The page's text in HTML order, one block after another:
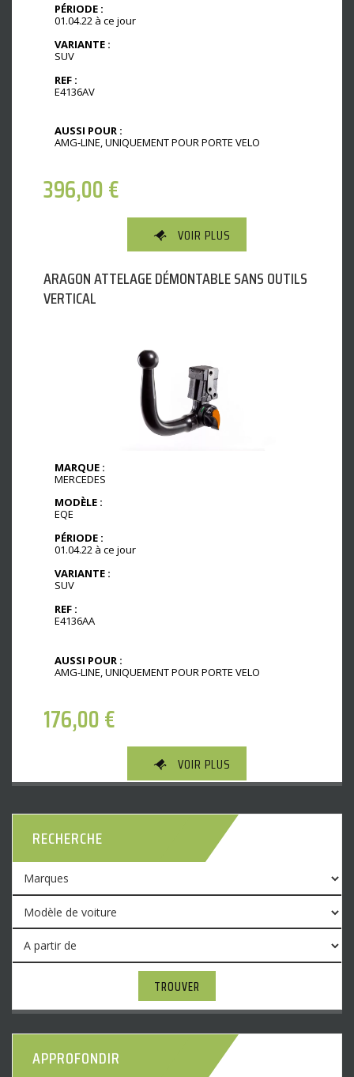
PÉRIODE :
01.04.22 à ce jour
VARIANTE :
SUV
REF :
E4136AV
AUSSI POUR :
AMG-LINE, UNIQUEMENT POUR PORTE VELO
396,00€
VOIR PLUS
ARAGON ATTELAGE DÉMONTABLE SANS OUTILS
VERTICAL
MARQUE :
MERCEDES
MODÈLE :
EQE
PÉRIODE :
01.04.22 à ce jour
VARIANTE :
SUV
REF :
E4136AA
AUSSI POUR :
AMG-LINE, UNIQUEMENT POUR PORTE VELO
176,00€
VOIR PLUS
RECHERCHE
TROUVER
APPROFONDIR